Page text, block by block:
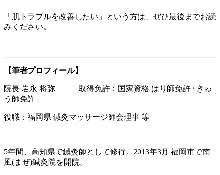
「肌トラブルを改善したい」という方は、ぜひ最後までお読
みください。
【筆者プロフィール】
院長 岩永 将弥 取得免許：国家資格 はり師免許 / きゅ
う師免許
役職：福岡県 鍼灸マッサージ師会理事 等
5年間、高知県で鍼灸師として修行。2013年3月 福岡市で南
風(まぜ)鍼灸院を開院。